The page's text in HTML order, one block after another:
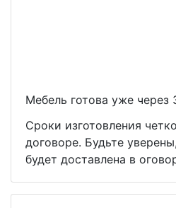
Мебель готова уже через
Сроки изготовления
договоре. Будьте
будет доставлена в